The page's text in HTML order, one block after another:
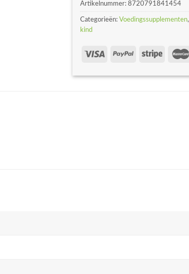
Artikelnummer: 8720791841454
Categorieën: Voedingssupplementen,
kind